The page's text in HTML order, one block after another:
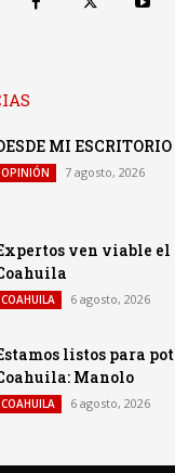
MI ESCRITORIO
OPINIÓN 7 agosto, 2026
ven viable
COAHUILA 6 agosto, 2026
listos para
Manolo
COAHUILA 6 agosto, 2026